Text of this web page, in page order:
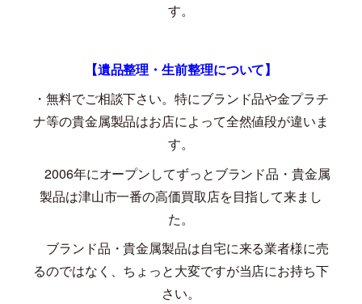
す。
【遺品整理・生前整理について】
・無料でご相談下さい。特にブランド品や金プラチ
ナ等の貴金属製品はお店によって全然値段が違いま
す。
2006年にオープンしてずっとブランド品・貴金属
製品は津山市一番の高価買取店を目指して来まし
た。
ブランド品・貴金属製品は自宅に来る業者様に売
るのではなく、ちょっと大変ですが当店にお持ち下
さい。